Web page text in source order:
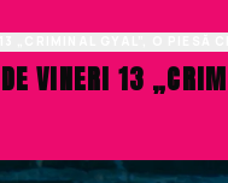
VINERI 13